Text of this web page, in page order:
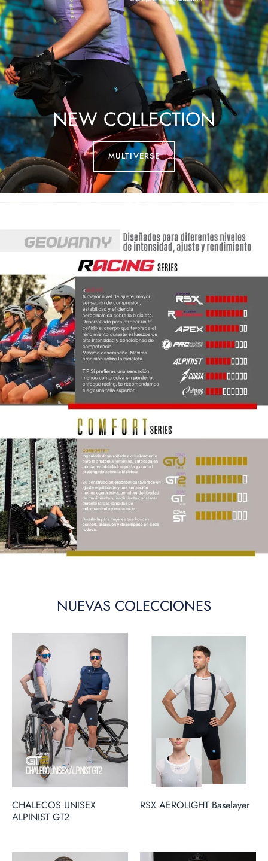
NEW COLLECTION
MULTIVERSE
NUEVAS COLECCIONES
CHALECOS UNISEX
ALPINIST GT2
RSX AEROLIGHT Baselayer